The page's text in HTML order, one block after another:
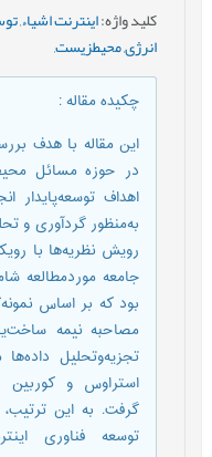
کلید واژه:اینترنت اشیاء,
انرژی,محیطزیست,
چکیده مقاله:
این مقاله با هدف
در حوزه مسائل
اهداف توسعه‌پایدار
به‌منظور گردآوری و
رویش نظریه‌ها با
جامعه موردمطالعه
مصاحبه نیمه
تجزیه‌وتحلیل
استراوس و کوربین
گرفت. به ‌این‌
توسعه فناوری